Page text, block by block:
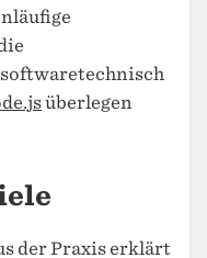
überlegen
der Praxis erklärt